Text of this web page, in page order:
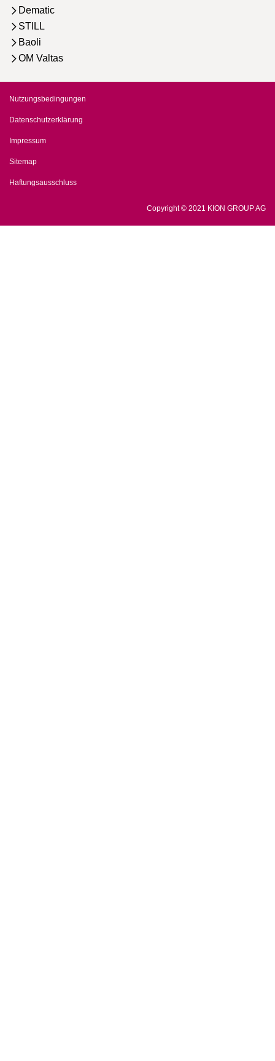
Dematic
STILL
Baoli
OM Valtas
Nutzungsbedingungen
Datenschutzerklärung
Impressum
Sitemap
Haftungsausschluss
Copyright © 2021 KION GROUP AG